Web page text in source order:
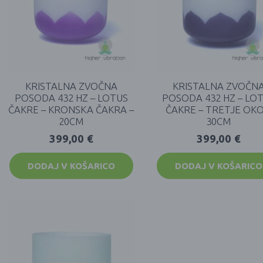
KRISTALNA ZVOČNA
POSODA 432 HZ – LOTUS
ČAKRE – KRONSKA ČAKRA –
20CM
399,00 €
DODAJ V KOŠARICO
KRISTALNA
POSODA 432 HZ –
ČAKRE – TRETJE
30CM
399,00 €
DODAJ V KOŠARICO